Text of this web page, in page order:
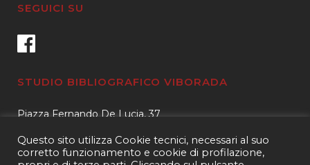
SEGUICI SU
STUDIO BIBLIOGRAFICO VIBORADA
Piazza Fernando De Lucia, 37
Tel.3400596959 – 3404632889
Questo sito utilizza Cookie tecnici, necessari al suo
corretto funzionamento e cookie di profilazione,